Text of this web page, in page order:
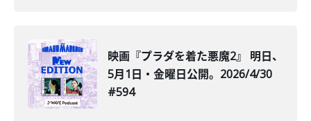
映画『プラダを着た悪魔2』 明日、
5月1日・金曜日公開。2026/4/30
#594